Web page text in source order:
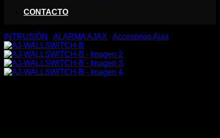
CONTACTO
INTRUSIÓN ALARMA AJAX Accesorios Ajax